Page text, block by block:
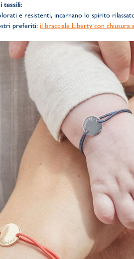
tessili:
e resistenti, incarnano lo spirito
preferiti: il bracciale Liberty con chiusura